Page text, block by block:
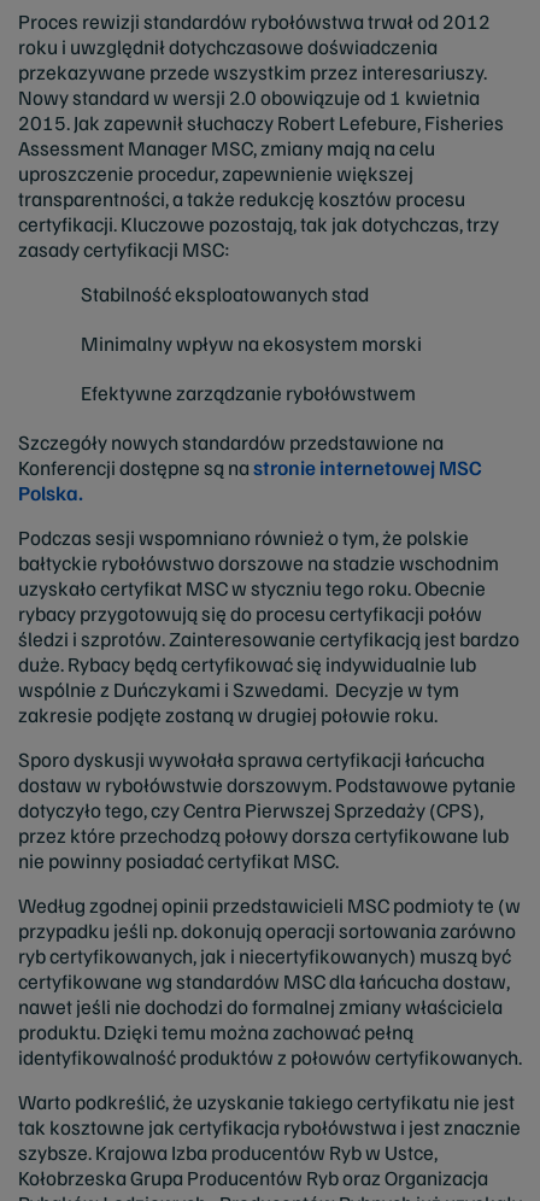
Proces rewizji standardów rybołówstwa trwał od 2012
roku i uwzględnił dotychczasowe doświadczenia
przekazywane przede wszystkim przez interesariuszy.
Nowy standard w wersji 2.0 obowiązuje od 1 kwietnia
2015. Jak zapewnił słuchaczy Robert Lefebure, Fisheries
Assessment Manager MSC, zmiany mają na celu
uproszczenie procedur, zapewnienie większej
transparentności, a także redukcję kosztów procesu
certyfikacji. Kluczowe pozostają, tak jak dotychczas, trzy
zasady certyfikacji MSC:
Stabilność eksploatowanych stad
Minimalny wpływ na ekosystem morski
Efektywne zarządzanie rybołówstwem
Szczegóły nowych standardów przedstawione na
Konferencji dostępne są nastronie internetowej MSC
Polska.
Podczas sesji wspomniano również o tym, że polskie
bałtyckie rybołówstwo dorszowe na stadzie wschodnim
uzyskało certyfikat MSC w styczniu tego roku. Obecnie
rybacy przygotowują się do procesu certyfikacji połów
śledzi i szprotów. Zainteresowanie certyfikacją jest bardzo
duże. Rybacy będą certyfikować się indywidualnie lub
wspólnie z Duńczykami i Szwedami. Decyzje w tym
zakresie podjęte zostaną w drugiej połowie roku.
Sporo dyskusji wywołała sprawa certyfikacji łańcucha
dostaw w rybołówstwie dorszowym. Podstawowe pytanie
dotyczyło tego, czy Centra Pierwszej Sprzedaży (CPS),
przez które przechodzą połowy dorsza certyfikowane lub
nie powinny posiadać certyfikat MSC.
Według zgodnej opinii przedstawicieli MSC podmioty te (w
przypadku jeśli np. dokonują operacji sortowania zarówno
ryb certyfikowanych, jak i niecertyfikowanych) muszą być
certyfikowane wg standardów MSC dla łańcucha dostaw,
nawet jeśli nie dochodzi do formalnej zmiany właściciela
produktu. Dzięki temu można zachować pełną
identyfikowalność produktów z połowów certyfikowanych.
Warto podkreślić, że uzyskanie takiego certyfikatu nie jest
tak kosztowne jak certyfikacja rybołówstwa i jest znacznie
szybsze. Krajowa Izba producentów Ryb w Ustce,
Kołobrzeska Grupa Producentów Ryb oraz Organizacja